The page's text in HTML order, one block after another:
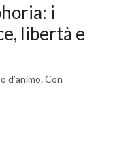
i
libertà e
d’animo. Con